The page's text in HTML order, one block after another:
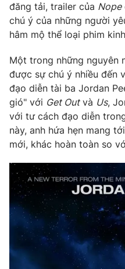
Góc doanh nghiệp
Truyền hình
Phim VTV
Hậu trường
Nhân vật
Khán giả
Giải sao mai
Giải trí
Điện ảnh
Âm nhạc
Sao
Đời sống
Du lịch
Làm đẹp
Chất lượng cuộc sống
Giáo dục
Tuyển sinh
Công nghệ
Hitech Công nghệ tương
Sản phẩm
Thị trường
Tư vấn
Giao lưu trực tuyến
Lịch phát sóng
Chuyên mục khác
đăng tải, trailer của Nope
chú ý của những người
hâm mộ thể loại phim
Một trong những nguyên
được sự chú ý nhiều đến
đạo diễn tài ba Jordan
gió" với Get Outvà Us,
với tư cách đạo diễn
này, anh hứa hẹn mang
mới, khác hoàn toàn so